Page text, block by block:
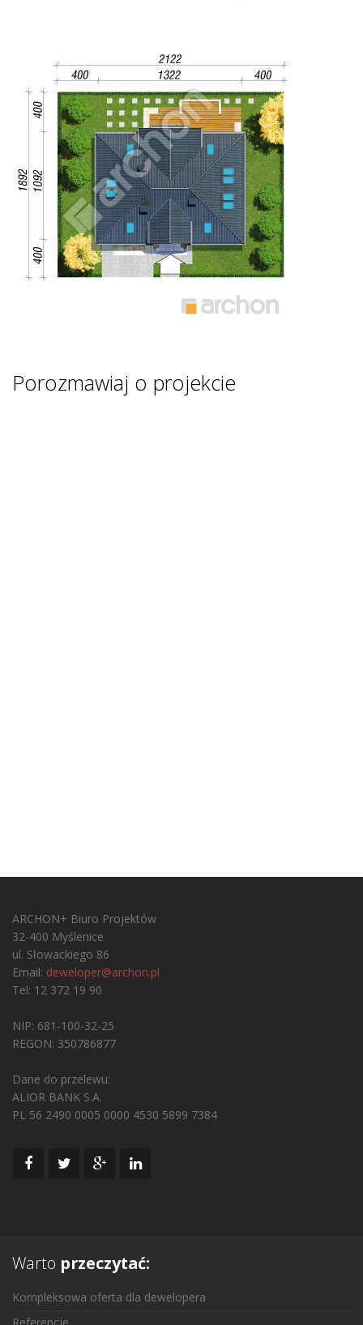
Porozmawiaj o projekcie
ARCHON+ Biuro Projektów
32-400 Myślenice
ul. Słowackiego 86
Email: deweloper@archon.pl
Tel: 12 372 19 90
NIP: 681-100-32-25
REGON: 350786877
Dane do przelewu:
ALIOR BANK S.A.
PL 56 2490 0005 0000 4530 5899 7384
Warto przeczytać:
Kompleksowa oferta dla dewelopera